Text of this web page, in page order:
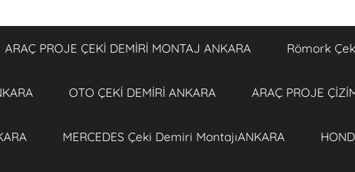
ARAÇ PROJE ÇEKİ DEMİRİ MONTAJ ANKARA Römork
OTO ÇEKİ DEMİRİ ANKARA ARAÇ PROJE
MERCEDES Çeki Demiri MontajıANKARA